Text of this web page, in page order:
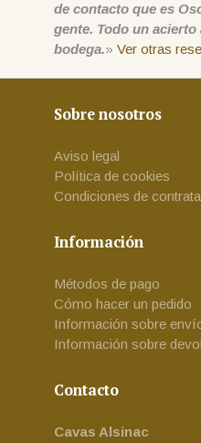
de contacto que es
gente. Todo un
bodega.» Ver otras
Sobre nosotros
Aviso legal
Política de cookies
Condiciones de
Información
Métodos de pago
Cómo hacer un pedido
Información sobre
Información sobre
Contacto
Cavas Alsinac